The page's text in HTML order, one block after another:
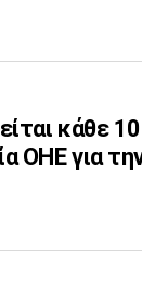
κάθε
ΟΗΕ για